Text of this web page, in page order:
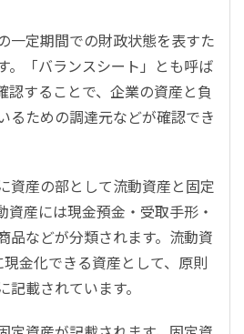
一定期間での財政状態を表すた
。「バランスシート」とも呼ば
認することで、企業の資産と負
るための調達元などが確認でき
資産の部として流動資産と固定
資産には現金預金・受取手形・
品などが分類されます。流動資
金化できる資産として、原則
載されています。